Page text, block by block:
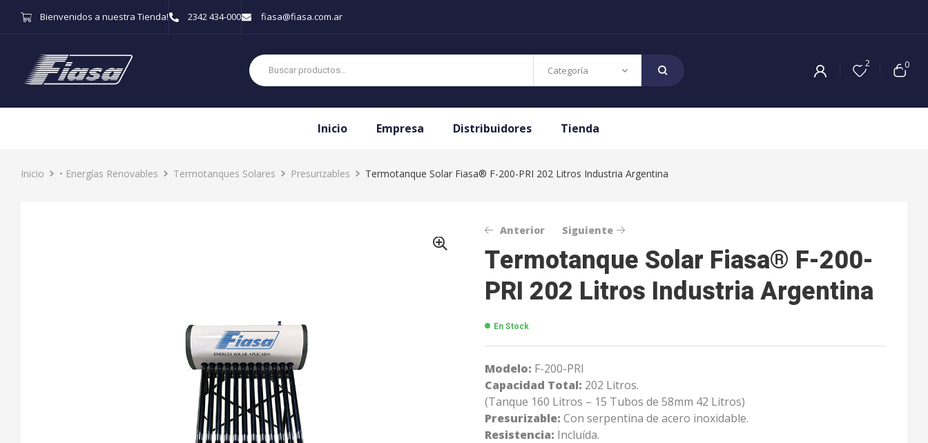
Bienvenidos a nuestra Tienda! 2342 434-000 fiasa@fiasa.com.ar
Categoría
2 0
Inicio Empresa Distribuidores Tienda
Inicio • Energías Renovables Termotanques Solares Presurizables Termotanque Solar Fiasa® F-200-PRI 202 Litros Industria Argentina
Anterior
2.444.380,60
Siguiente
1.113.488,95
Termotanque Solar Fiasa® F-200-
PRI 202 Litros Industria Argentina
En Stock
Modelo: F-200-PRI
Capacidad Total: 202 Litros.
(Tanque 160 Litros – 15 Tubos de 58mm 42 Litros)
Presurizable: Con serpentina de acero inoxidable.
Resistencia: Incluída.